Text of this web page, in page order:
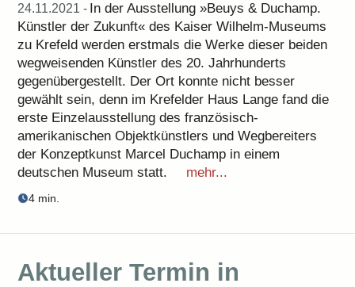
24.11.2021 - In der Ausstellung »Beuys & Duchamp.
Künstler der Zukunft« des Kaiser Wilhelm-Museums
zu Krefeld werden erstmals die Werke dieser beiden
wegweisenden Künstler des 20. Jahrhunderts
gegenübergestellt. Der Ort konnte nicht besser
gewählt sein, denn im Krefelder Haus Lange fand die
erste Einzelausstellung des französisch-
amerikanischen Objektkünstlers und Wegbereiters
der Konzeptkunst Marcel Duchamp in einem
deutschen Museum statt.
mehr...
4 min.
Aktueller Termin in